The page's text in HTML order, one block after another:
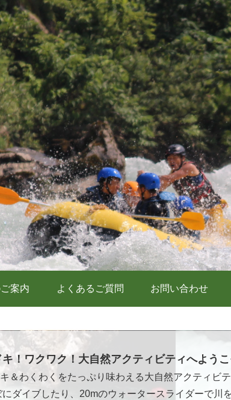
案内 よくあるご質問 お問い合わせ
キ！ワクワク！大自然アクティビティへようこ
キ＆わくわくをたっぷり味わえる大自然アクティビテ
ダイブしたり、20mのウォータースライダーで川